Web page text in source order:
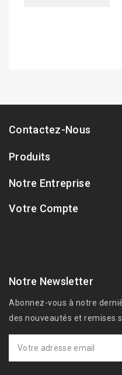
Contactez-Nous
Produits
Notre Entreprise
Votre Compte
Notre Newsletter
Abonnez-vous à notre
des nouveautés et remises